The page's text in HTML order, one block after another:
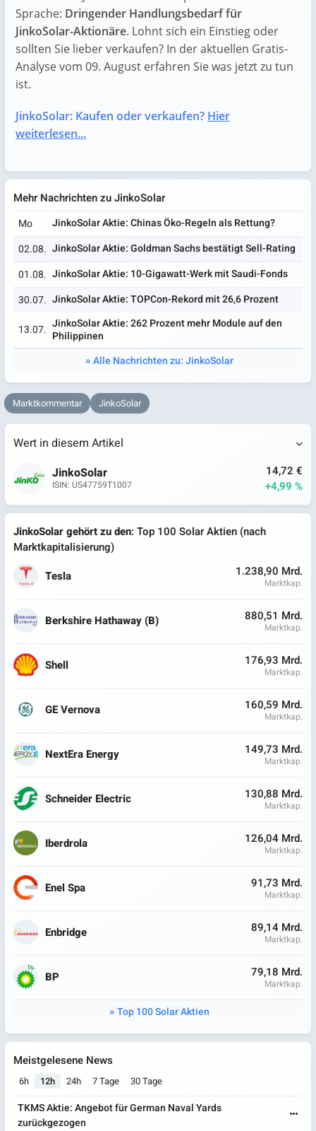
Sprache: Dringender Handlungsbedarf für
JinkoSolar-Aktionäre. Lohnt sich ein Einstieg oder
sollten Sie lieber verkaufen? In der aktuellen Gratis-
Analyse vom 09. August erfahren Sie was jetzt zu tun
ist.
JinkoSolar: Kaufen oder verkaufen? Hier
weiterlesen...
Mehr Nachrichten zu JinkoSolar
Mo
JinkoSolar Aktie: Chinas Öko-Regeln als Rettung?
02.08. JinkoSolar Aktie: Goldman Sachs bestätigt Sell-Rating
01.08. JinkoSolar Aktie: 10-Gigawatt-Werk mit Saudi-Fonds
30.07. JinkoSolar Aktie: TOPCon-Rekord mit 26,6 Prozent
13.07. JinkoSolar Aktie: 262 Prozent mehr Module auf den
Philippinen
Alle Nachrichten zu: JinkoSolar
Marktkommentar JinkoSolar
Wert in diesem Artikel
JinkoSolar
ISIN: US47759T1007
14,72 €
+4,99 %
JinkoSolar gehört zu den: Top 100 Solar Aktien (nach
Marktkapitalisierung)
Tesla
1.238,90 Mrd.
Marktkap.
Berkshire Hathaway (B) 880,51 Mrd.
Marktkap.
Shell 176,93 Mrd.
Marktkap.
GE Vernova 160,59 Mrd.
Marktkap.
NextEra Energy 149,73 Mrd.
Marktkap.
Schneider Electric 130,88 Mrd.
Marktkap.
Iberdrola 126,04 Mrd.
Marktkap.
Enel Spa 91,73 Mrd.
Marktkap.
Enbridge 89,14 Mrd.
Marktkap.
BP 79,18 Mrd.
Marktkap.
Top 100 Solar Aktien
Meistgelesene News
6h 12h 24h 7 Tage 30 Tage
TKMS Aktie: Angebot für German Naval Yards
zurückgezogen